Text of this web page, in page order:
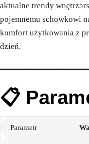
aktualne trendy
pojemnemu schowkowi
komfort użytkowania z
dzień.
📋
Parametr